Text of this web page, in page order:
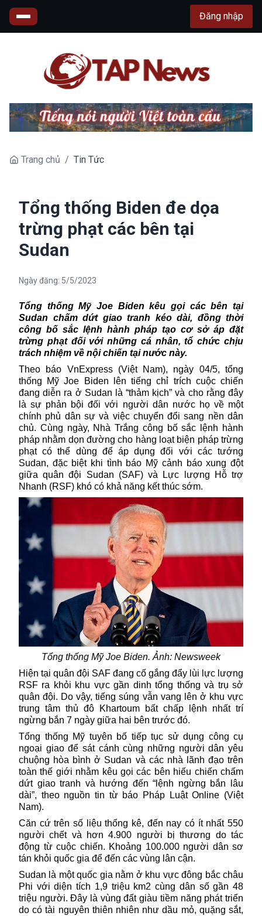
Đăng nhập
Trang chủ / Tin Tức
Tổng thống Biden đe dọa
trừng phạt các bên tại
Sudan
Ngày đăng: 5/5/2023
Tổng thống Mỹ Joe Biden kêu gọi các bên tại
Sudan chấm dứt giao tranh kéo dài, đồng thời
công bố sắc lệnh hành pháp tạo cơ sở áp đặt
trừng phạt đối với những cá nhân, tổ chức chịu
trách nhiệm về nội chiến tại nước này.
Theo báo VnExpress (Việt Nam), ngày 04/5, tổng
thống Mỹ Joe Biden lên tiếng chỉ trích cuộc chiến
đang diễn ra ở Sudan là “thảm kịch” và cho rằng đây
là sự phản bội đối với người dân nước họ về một
chính phủ dân sự và việc chuyển đổi sang nền dân
chủ. Cùng ngày, Nhà Trắng công bố sắc lệnh hành
pháp nhằm dọn đường cho hàng loạt biện pháp trừng
phạt có thể dùng để áp dụng đối với các tướng
Sudan, đặc biệt khi tình báo Mỹ cảnh báo xung đột
giữa quân đội Sudan (SAF) và Lực lượng Hỗ trợ
Nhanh (RSF) khó có khả năng kết thúc sớm.
Tổng thống Mỹ Joe Biden. Ảnh: Newsweek
Hiện tại quân đội SAF đang cố gắng đẩy lùi lực lượng
RSF ra khỏi khu vực gần dinh tổng thống và trụ sở
quân đội. Do vậy, tiếng súng vẫn vang lên ở khu vực
trung tâm thủ đô Khartoum bất chấp lệnh nhất trí
ngừng bắn 7 ngày giữa hai bên trước đó.
Tổng thống Mỹ tuyên bố tiếp tục sử dụng công cụ
ngoại giao để sát cánh cùng những người dân yêu
chuộng hòa bình ở Sudan và các nhà lãnh đạo trên
toàn thế giới nhằm kêu gọi các bên hiếu chiến chấm
dứt giao tranh và hướng đến “lệnh ngừng bắn lâu
dài”, theo nguồn tin từ báo Pháp Luật Online (Việt
Nam).
Căn cứ trên số liệu thống kê, đến nay có ít nhất 550
người chết và hơn 4.900 người bị thương do tác
động từ cuộc chiến. Khoảng 100.000 người dân sơ
tán khỏi quốc gia để đến các vùng lân cận.
Sudan là một quốc gia nằm ở khu vực đông bắc châu
Phi với diện tích 1,9 triệu km2 cùng dân số gần 48
triệu người. Đây là vùng đất giàu tiềm năng phát triển
do có tài nguyên thiên nhiên như dầu mỏ, quặng sắt,